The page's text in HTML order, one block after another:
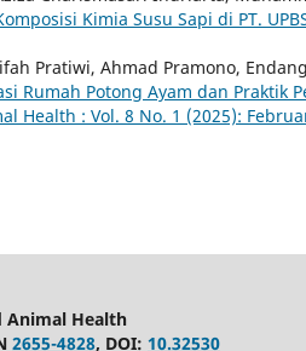
Kimia Susu Sapi di PT.
Pratiwi, Ahmad Pramono,
Rumah Potong Ayam dan Praktik
Health : Vol. 8 No. 1 (2025):
Animal Health
2655-4828, DOI: 10.32530